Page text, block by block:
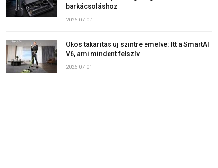
barkácsoláshoz
2026-07-07
Okos takarítás új szintre emelve: Itt a SmartAI
V6, ami mindent felszív
2026-07-01